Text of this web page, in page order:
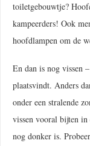
toiletgebouwtje?
kampeerders! Ook
hoofdlampen om de
En dan is nog vissen
plaatsvindt. Anders
onder een stralende
vissen vooral bijten in
nog donker is.